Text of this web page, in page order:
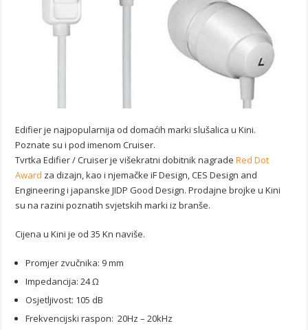
Edifier je najpopularnija od domaćih marki slušalica u Kini.
Poznate su i pod imenom Cruiser.
Tvrtka Edifier / Cruiser je višekratni dobitnik nagradeRed Dot
Award za dizajn, kao i njemačke iF Design, CES Design and
Engineering i japanske JIDP Good Design. Prodajne brojke u Kini
su na razini poznatih svjetskih marki iz branše.
Cijena u Kini je od 35 Kn naviše.
Promjer zvučnika: 9 mm
Impedancija: 24 Ω
Osjetljivost: 105 dB
Frekvencijski raspon: 20Hz – 20kHz